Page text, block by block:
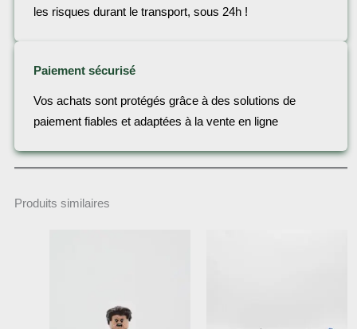
les risques durant le transport, sous 24h !
Paiement sécurisé
Vos achats sont protégés grâce à des solutions de
paiement fiables et adaptées à la vente en ligne
Produits similaires